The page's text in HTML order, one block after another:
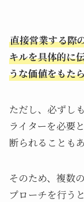
直接営業する際
キルを具体的に
うな価値をもた
ただし、必ずし
ライターを必要
断られることも
そのため、複数
プローチを行う